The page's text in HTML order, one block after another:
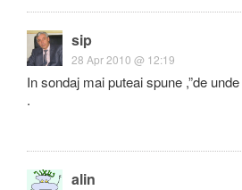
sip
28 Apr 2010 @ 12:19
In sondaj mai puteai spune ,”de
.
alin